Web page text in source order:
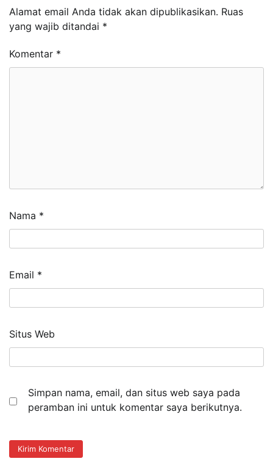
Alamat email Anda tidak akan dipublikasikan. Ruas
yang wajib ditandai *
Komentar *
Nama *
Email *
Situs Web
Simpan nama, email, dan situs web saya pada
peramban ini untuk komentar saya berikutnya.